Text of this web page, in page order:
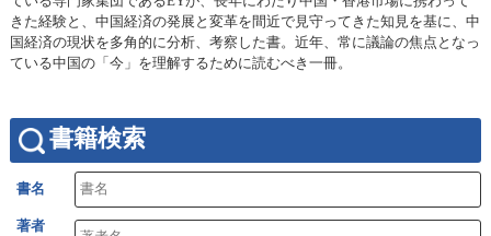
きた経験と、中国経済の発展と変革を間近で見守ってきた知見を基に、中
国経済の現状を多角的に分析、考察した書。近年、常に議論の焦点となっ
ている中国の「今」を理解するために読むべき一冊。
書籍検索
書名
著者